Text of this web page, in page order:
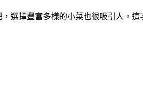
選擇豐富多樣的小菜也很吸引人。